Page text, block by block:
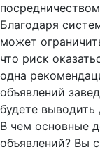
Благодаря
может
что риск
одна
объявлений
будете
В чем основные
объявлений? Вы